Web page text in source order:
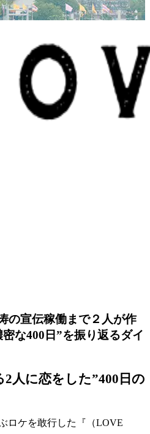
の宣伝稼働まで２人が作
な400日”を振り返るダイ
人に恋をした”400日の
ロケを敢行した『（LOVE